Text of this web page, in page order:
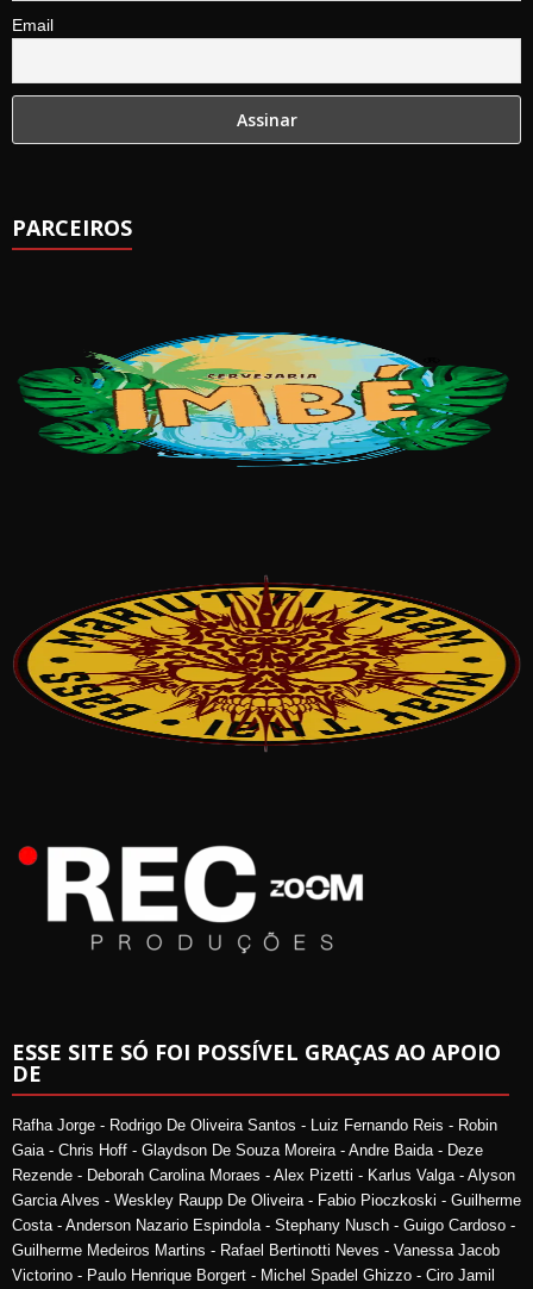
Email
PARCEIROS
ESSE SITE SÓ FOI POSSÍVEL GRAÇAS AO APOIO
DE
Rafha Jorge - Rodrigo De Oliveira Santos - Luiz Fernando Reis - Robin
Gaia - Chris Hoff - Glaydson De Souza Moreira - Andre Baida - Deze
Rezende - Deborah Carolina Moraes - Alex Pizetti - Karlus Valga - Alyson
Garcia Alves - Weskley Raupp De Oliveira - Fabio Pioczkoski - Guilherme
Costa - Anderson Nazario Espindola - Stephany Nusch - Guigo Cardoso -
Guilherme Medeiros Martins - Rafael Bertinotti Neves - Vanessa Jacob
Victorino - Paulo Henrique Borgert - Michel Spadel Ghizzo - Ciro Jamil